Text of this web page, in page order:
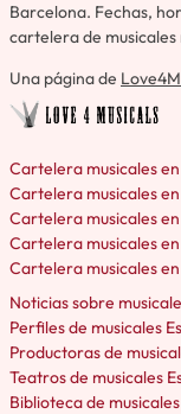
Barcelona. Fechas,
cartelera de musicales
Una página de
Cartelera musicales
Cartelera musicales
Cartelera musicales
Cartelera musicales
Cartelera musicales
Noticias sobre
Perfiles de musicales
Productoras de
Teatros de musicales
Biblioteca de